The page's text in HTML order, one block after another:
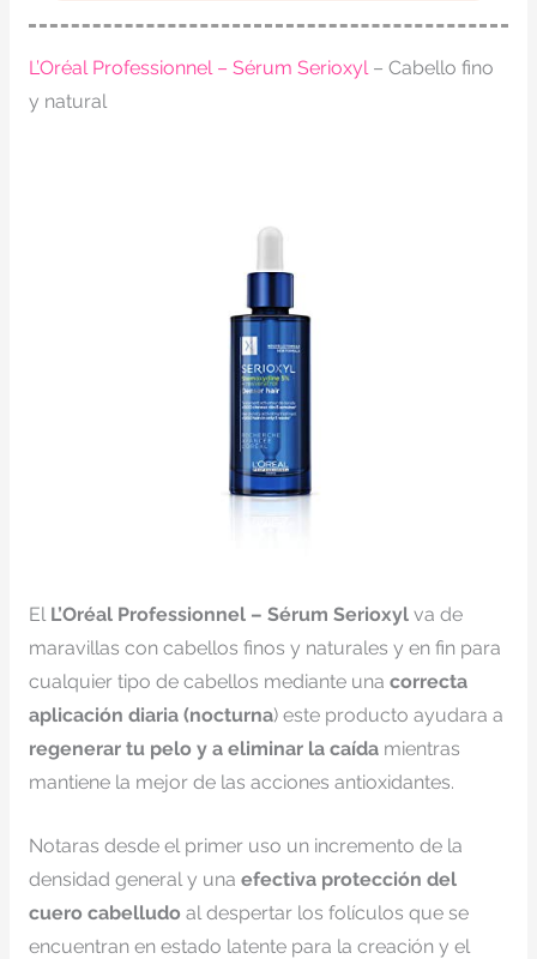
L’Oréal Professionnel – Sérum Serioxyl – Cabello fino
y natural
El L’Oréal Professionnel – Sérum Serioxylva de
maravillas con cabellos finos y naturales y en fin para
cualquier tipo de cabellos mediante una correcta
aplicación diaria (nocturna) este producto ayudara a
regenerar tu pelo y a eliminar la caída mientras
mantiene la mejor de las acciones antioxidantes.
Notaras desde el primer uso un incremento de la
densidad general y una efectiva protección del
cuero cabelludo al despertar los folículos que se
encuentran en estado latente para la creación y el